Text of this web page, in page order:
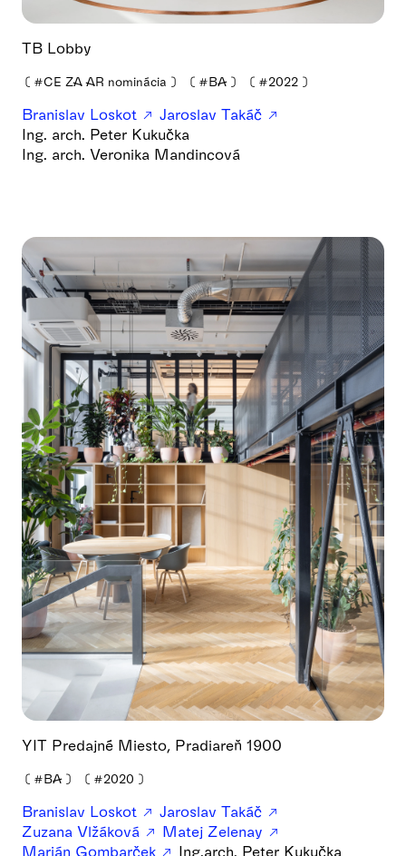
TB Lobby
❪ #CE ZA AR nominácia ❫ ❪ #BA ❫ ❪ #2022 ❫
Branislav Loskot
Jaroslav Takáč
Ing. arch. Peter Kukučka
Ing. arch. Veronika Mandincová
YIT Predajné Miesto, Pradiareň 1900
❪ #BA ❫ ❪ #2020 ❫
Branislav Loskot
Jaroslav Takáč
Zuzana Vlžáková
Matej Zelenay
Marián Gombarček
Ing.arch. Peter Kukučka